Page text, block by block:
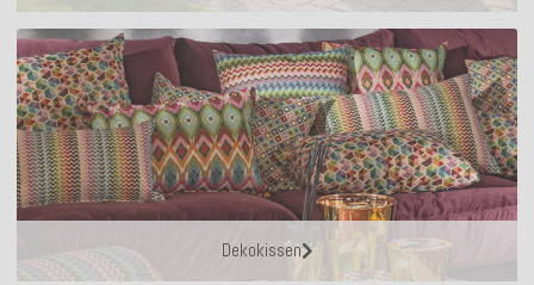
Dekokissen